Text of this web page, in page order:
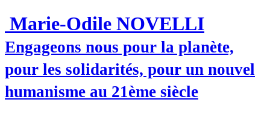
Marie-Odile NOVELLI
Engageons nous pour la planète,
pour les solidarités, pour un nouvel
humanisme au 21ème siècle